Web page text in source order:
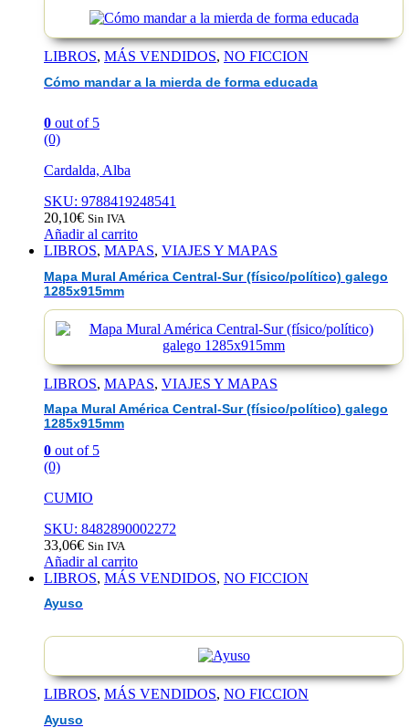
LIBROS, MÁS VENDIDOS, NO FICCION
Cómo mandar a la mierda de forma educada
0 out of 5
(0)
Cardalda, Alba
SKU: 9788419248541
20,10€ Sin IVA
Añadir al carrito
LIBROS, MAPAS, VIAJES Y MAPAS
Mapa Mural América Central-Sur (físico/político) galego
1285x915mm
LIBROS, MAPAS, VIAJES Y MAPAS
Mapa Mural América Central-Sur (físico/político) galego
1285x915mm
0 out of 5
(0)
CUMIO
SKU: 8482890002272
33,06€ Sin IVA
Añadir al carrito
LIBROS, MÁS VENDIDOS, NO FICCION
Ayuso
LIBROS, MÁS VENDIDOS, NO FICCION
Ayuso